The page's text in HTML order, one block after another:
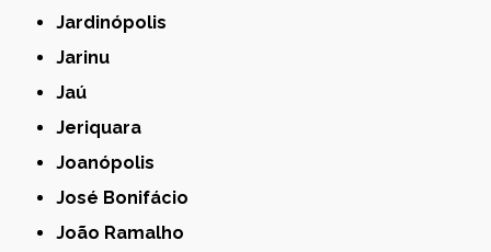
Jardinópolis
Jarinu
Jaú
Jeriquara
Joanópolis
José Bonifácio
João Ramalho